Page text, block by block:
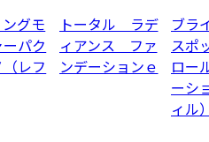
グモ
パク
レフ
トータル ラデ
ィアンス ファ
ンデーションｅ
ブラ
スポ
ロー
ーシ
ィル